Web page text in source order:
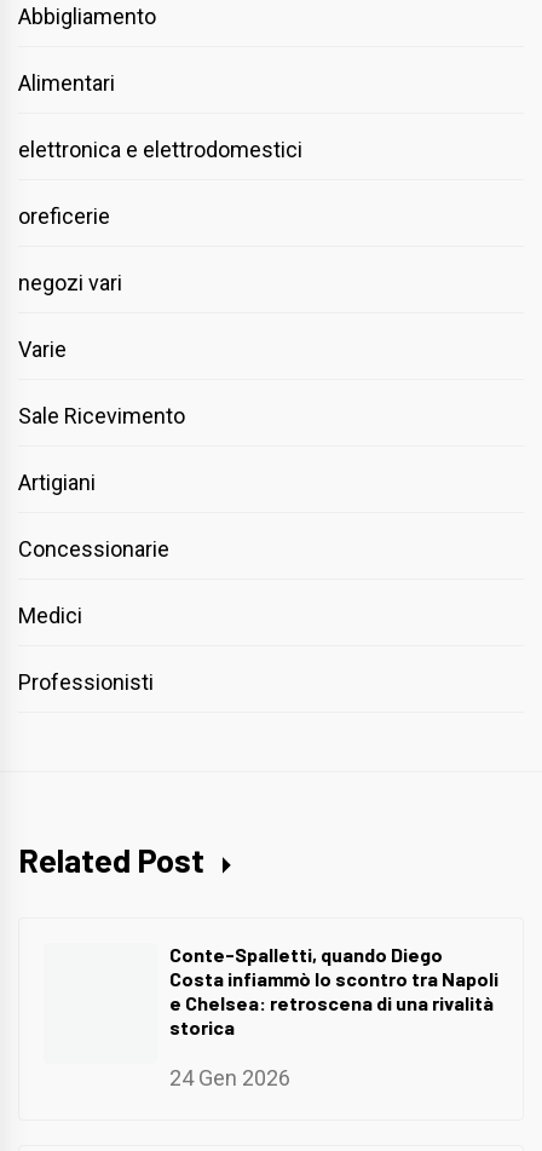
Abbigliamento
Alimentari
elettronica e elettrodomestici
oreficerie
negozi vari
Varie
Sale Ricevimento
Artigiani
Concessionarie
Medici
Professionisti
Related Post
Conte-Spalletti, quando Diego
Costa infiammò lo scontro tra Napoli
e Chelsea: retroscena di una rivalità
storica
24 Gen 2026